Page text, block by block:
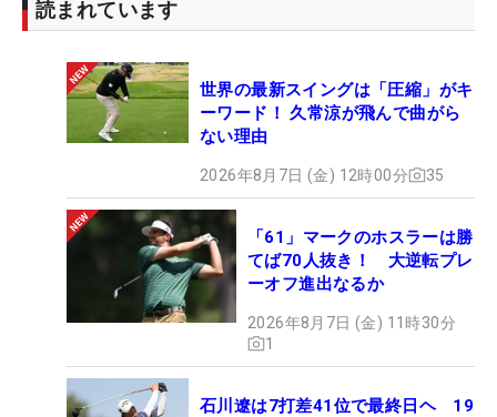
読まれています
世界の最新スイングは「圧縮」がキ
ーワード！ 久常涼が飛んで曲がら
ない理由
2026年8月7日 (金) 12時00分 35
「61」マークのホスラーは勝
てば70人抜き！ 大逆転プレ
ーオフ進出なるか
2026年8月7日 (金) 11時30分
1
石川遼は7打差41位で最終日ヘ 19